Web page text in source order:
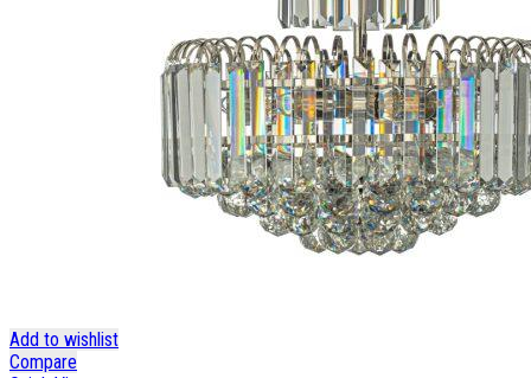
Add to wishlist
Compare